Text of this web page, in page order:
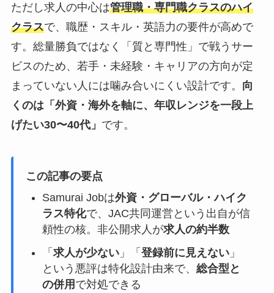
ただし求人の中心は管理職・専門職クラスのハイ
クラスで、職歴・スキル・英語力の要件が高めで
す。総量勝負ではなく「質と専門性」で戦うサー
ビスのため、若手・未経験・キャリアの方向が定
まっていない人には噛み合いにくい設計です。 向
くのは「外資・海外を軸に、年収レンジを一段上
げたい30〜40代」 です。
この記事の要点
Samurai Jobは外資・グローバル・ハイク
ラス特化で、JAC共同運営という出自が信
頼性の核。非公開求人が求人の約半数
「 求人が少ない」「 登録前に見えない」
という悪評は特化設計由来で、 総合型と
の併用 で対処できる